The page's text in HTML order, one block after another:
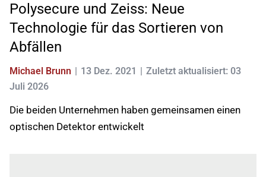
Polysecure und Zeiss: Neue
Technologie für das Sortieren von
Abfällen
Michael Brunn 13 Dez. 2021
Zuletzt aktualisiert: 03
Juli 2026
Die beiden Unternehmen haben gemeinsamen einen
optischen Detektor entwickelt